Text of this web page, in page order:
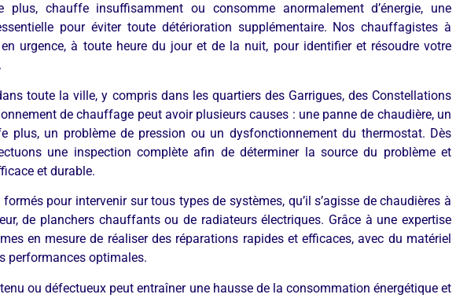
plus, chauffe insuffisamment ou consomme anormalement d’énergie, une
pour éviter toute détérioration supplémentaire. Nos chauffagistes à
urgence, à toute heure du jour et de la nuit, pour identifier et résoudre votre
toute la ville, y compris dans les quartiers des Garrigues, des Constellations
de chauffage peut avoir plusieurs causes : une panne de chaudière, un
plus, un problème de pression ou un dysfonctionnement du thermostat. Dès
une inspection complète afin de déterminer la source du problème et
et durable.
pour intervenir sur tous types de systèmes, qu’il s’agisse de chaudières à
de planchers chauffants ou de radiateurs électriques. Grâce à une expertise
en mesure de réaliser des réparations rapides et efficaces, avec du matériel
performances optimales.
ou défectueux peut entraîner une hausse de la consommation énergétique et